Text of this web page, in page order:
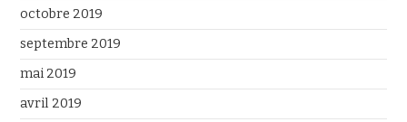
octobre 2019
septembre 2019
mai 2019
avril 2019